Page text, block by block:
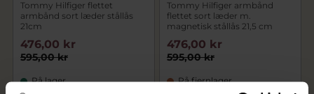
Tommy Hilfiger flettet
armbånd sort læder stållås
21cm
595,00 kr
476,00 kr
På lager
Tommy Hilfiger armbånd
flettet sort læder m.
magnetisk stållås 21,5 cm
595,00 kr
476,00 kr
På fjernlager